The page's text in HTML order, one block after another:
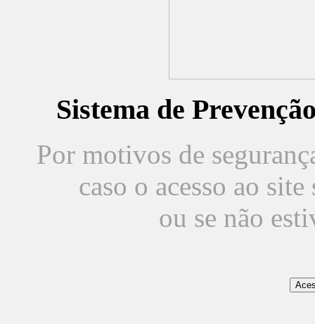
Sistema de
Por motivos de
caso o acesso ao
ou se não